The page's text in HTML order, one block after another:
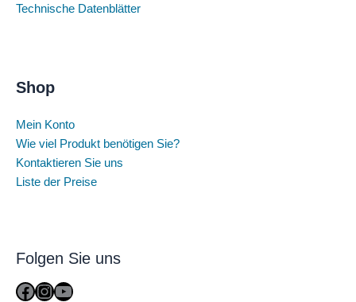
Technische Datenblätter
Shop
Mein Konto
Wie viel Produkt benötigen Sie?
Kontaktieren Sie uns
Liste der Preise
Folgen Sie uns
Facebook
Instagram
YouTube